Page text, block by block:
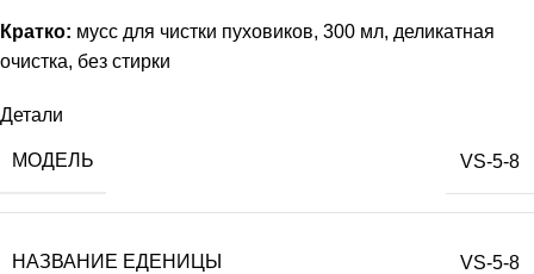
Кратко: мусс для чистки пуховиков, 300 мл, деликатная
очистка, без стирки
Детали
МОДЕЛЬ VS-5-8
НАЗВАНИЕ ЕДЕНИЦЫ VS-5-8